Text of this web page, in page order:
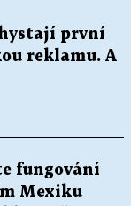
první
reklamu. A
fungování
Mexiku